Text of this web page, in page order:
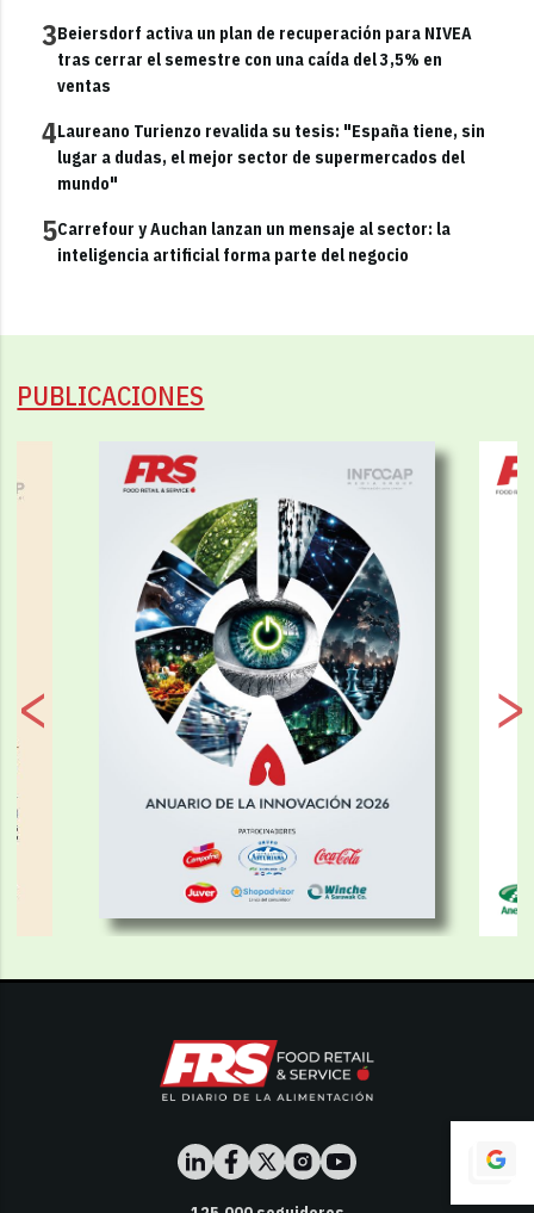
3Beiersdorf activa un plan de recuperación para NIVEA
tras cerrar el semestre con una caída del 3,5% en
ventas
4Laureano Turienzo revalida su tesis: "España tiene, sin
lugar a dudas, el mejor sector de supermercados del
mundo"
5Carrefour y Auchan lanzan un mensaje al sector: la
inteligencia artificial forma parte del negocio
PUBLICACIONES